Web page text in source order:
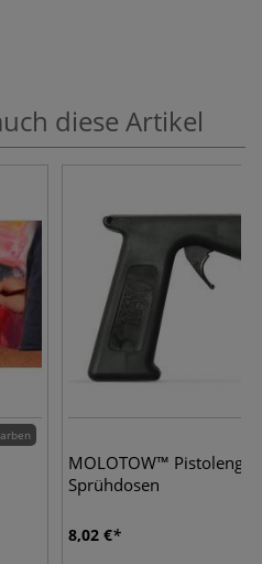
diese Artikel
MOLOTOW™
Sprühdosen
8,02 €